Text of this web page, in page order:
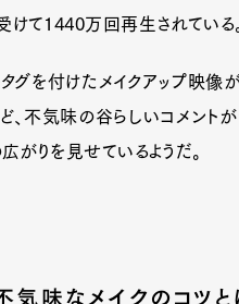
て1440万回再生されている
付けたメイクアップ映像が
、不気味の谷らしいコメント
がりを見せているようだ。
味なメイクのコツと